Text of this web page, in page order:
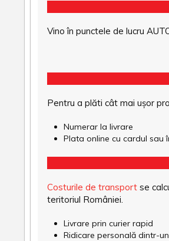
Vino în punctele de lucru
Pentru a plăti cât mai ușor
Numerar la livrare
Plata online cu cardul sau
Costurile de transport se
teritoriul României.
Livrare prin curier rapid
Ridicare personală dintr-un